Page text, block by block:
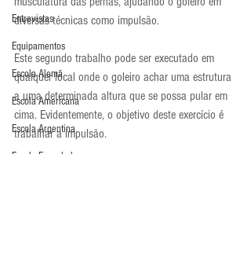
Entrevistas
Equipamentos
Escola Alemã
Escola Americana
Escola Argentina
Escola Espanhola
diversas técnicas como impulsão.
Este segundo trabalho pode ser executado em
qualquer local onde o goleiro achar uma estrutura
a uma determinada altura que se possa pular em
cima. Evidentemente, o objetivo deste exercício é
trabalhar a impulsão.